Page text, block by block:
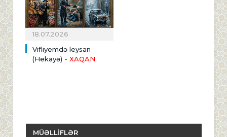
18.07.2026
Vifliyemdə leysan
(Hekayə) - XAQAN
MÜƏLLİFLƏR